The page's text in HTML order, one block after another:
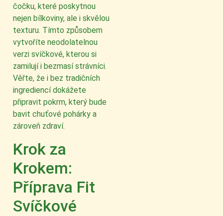
čočku, které poskytnou
nejen bílkoviny, ale i skvělou
texturu. Tímto způsobem
vytvoříte neodolatelnou
verzi svíčkové, kterou si
zamilují i bezmasí strávníci.
Věřte, že i bez tradičních
ingrediencí dokážete
připravit pokrm, který bude
bavit chuťové pohárky a
zároveň zdraví.
Krok za
Krokem:
Příprava Fit
Svíčkové